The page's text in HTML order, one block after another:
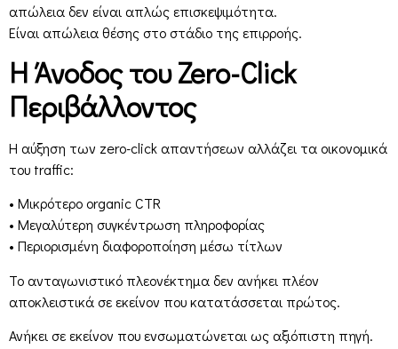
απώλεια δεν είναι απλώς επισκεψιμότητα.
Είναι απώλεια θέσης στο στάδιο της επιρροής.
Η Άνοδος του Zero-Click
Περιβάλλοντος
Η αύξηση των zero-click απαντήσεων αλλάζει τα οικονομικά
του traffic:
• Μικρότερο organic CTR
• Μεγαλύτερη συγκέντρωση πληροφορίας
• Περιορισμένη διαφοροποίηση μέσω τίτλων
Το ανταγωνιστικό πλεονέκτημα δεν ανήκει πλέον
αποκλειστικά σε εκείνον που κατατάσσεται πρώτος.
Ανήκει σε εκείνον που ενσωματώνεται ως αξιόπιστη πηγή.